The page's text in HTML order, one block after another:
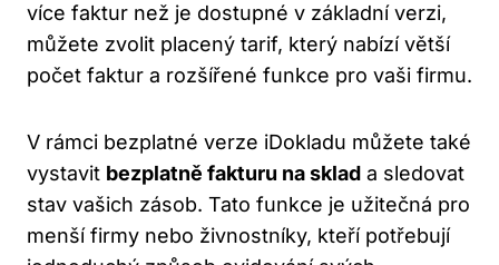
více faktur než je dostupné v základní verzi,
můžete zvolit placený tarif, který nabízí větší
počet faktur a rozšířené funkce pro vaši firmu.
V rámci bezplatné verze iDokladu můžete také
vystavit bezplatně fakturu na sklad a sledovat
stav vašich zásob. Tato funkce je užitečná pro
menší firmy nebo živnostníky, kteří potřebují